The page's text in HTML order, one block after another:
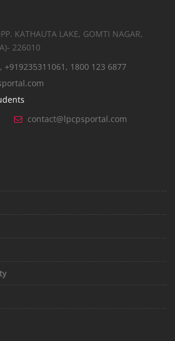
KATHAUTA LAKE, GOMTI NAGAR,
226010
+919235311061, 1800 123 6877
contact@lpcpsportal.com